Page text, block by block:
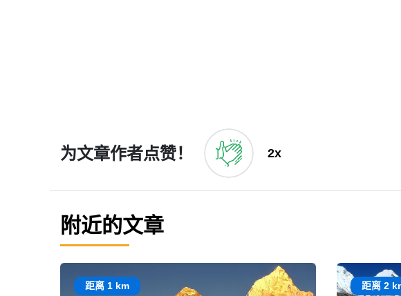
为文章作者点赞！ 2x
附近的文章
距离 1 km 距离 2